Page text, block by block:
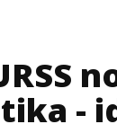
-